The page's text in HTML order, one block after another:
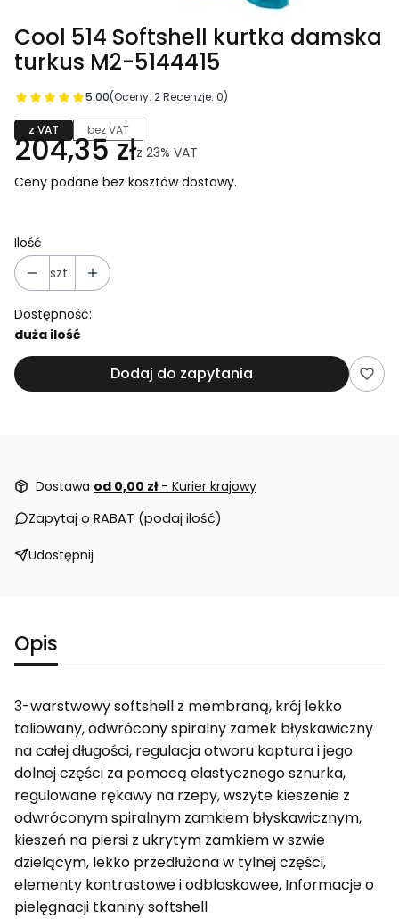
Cool 514 Softshell kurtka damska
turkus M2-5144415
5.00(Oceny: 2 Recenzje: 0)
z VAT bez VAT
204,35 złz 23% VAT
Ceny podane bez kosztów dostawy.
Ilość
szt.
Dostępność:
duża ilość
Dodaj do zapytania
Dostawa od 0,00 zł - Kurier krajowy
Zapytaj o RABAT (podaj ilość)
Udostępnij
Opis
3-warstwowy softshell z membraną, krój lekko
taliowany, odwrócony spiralny zamek błyskawiczny
na całej długości, regulacja otworu kaptura i jego
dolnej części za pomocą elastycznego sznurka,
regulowane rękawy na rzepy, wszyte kieszenie z
odwróconym spiralnym zamkiem błyskawicznym,
kieszeń na piersi z ukrytym zamkiem w szwie
dzielącym, lekko przedłużona w tylnej części,
elementy kontrastowe i odblaskowee, Informacje o
pielęgnacji tkaniny softshell